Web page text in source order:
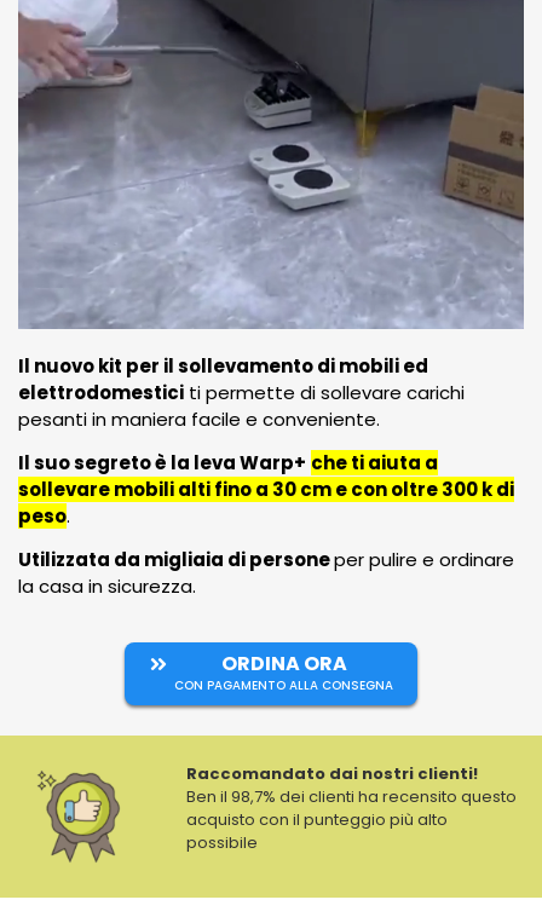
Il nuovo kit per il sollevamento di mobili ed
elettrodomestici ti permette di sollevare carichi
pesanti in maniera facile e conveniente.
Il suo segreto è la leva Warp+ che ti aiuta a
sollevare mobili alti fino a 30 cm e con oltre 300 k di
peso.
Utilizzata da migliaia di personeper pulire e ordinare
la casa in sicurezza.
ORDINA ORA
CON PAGAMENTO ALLA CONSEGNA
Raccomandato dai nostri clienti!
Ben il 98,7% dei clienti ha recensito questo
acquisto con il punteggio più alto
possibile